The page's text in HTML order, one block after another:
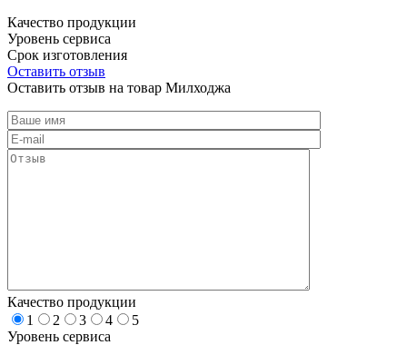
Качество продукции
Уровень сервиса
Срок изготовления
Оставить отзыв
Оставить отзыв на товар Милходжа
Качество продукции
1
2 3 4
5
Уровень сервиса